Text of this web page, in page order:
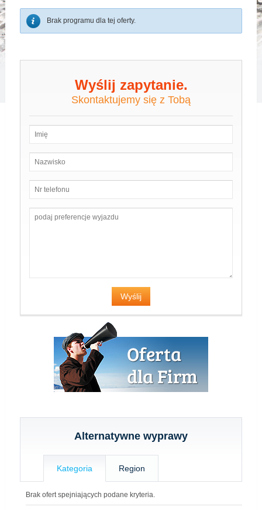
Brak programu dla tej oferty.
Wyślij zapytanie.
Skontaktujemy się z Tobą
Alternatywne wyprawy
Kategoria Region
Brak ofert spejniających podane kryteria.